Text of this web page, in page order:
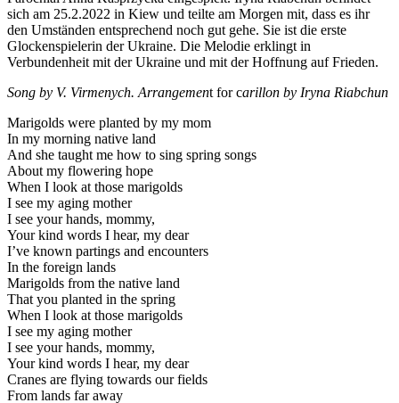
sich am 25.2.2022 in Kiew und teilte am Morgen mit, dass es ihr
den Umständen entsprechend noch gut gehe. Sie ist die erste
Glockenspielerin der Ukraine. Die Melodie erklingt in
Verbundenheit mit der Ukraine und mit der Hoffnung auf Frieden.
Song by V. Virmenych. Arrangement for carillon by Iryna Riabchun
Marigolds were planted by my mom
In my morning native land
And she taught me how to sing spring songs
About my flowering hope
When I look at those marigolds
I see my aging mother
I see your hands, mommy,
Your kind words I hear, my dear
I’ve known partings and encounters
In the foreign lands
Marigolds from the native land
That you planted in the spring
When I look at those marigolds
I see my aging mother
I see your hands, mommy,
Your kind words I hear, my dear
Cranes are flying towards our fields
From lands far away